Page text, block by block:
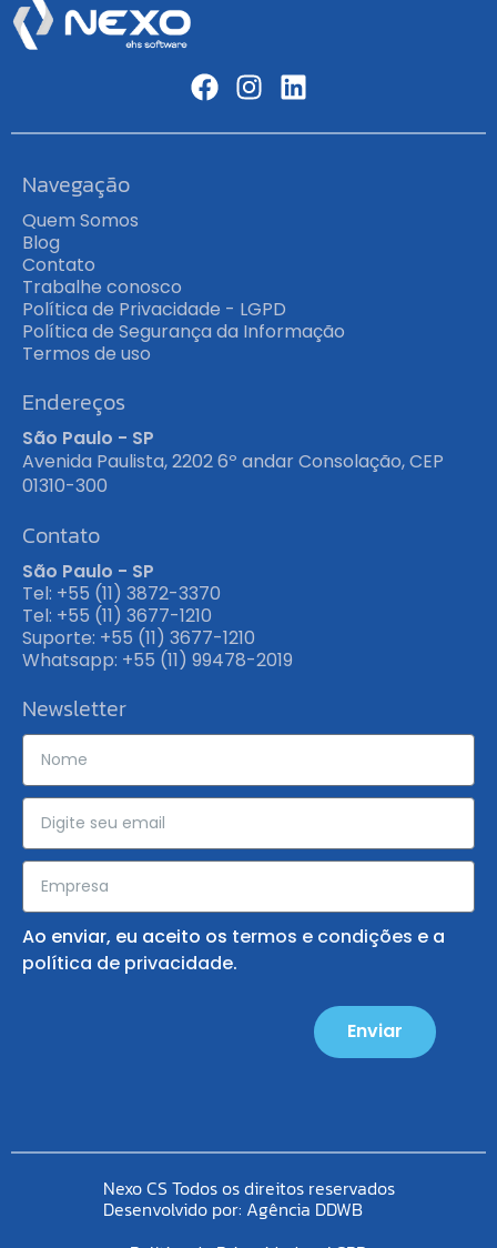
Navegação
Quem Somos
Blog
Contato
Trabalhe conosco
Política de Privacidade - LGPD
Política de Segurança da Informação
Termos de uso
Endereços
São Paulo - SP
Avenida Paulista, 2202 6º andar Consolação, CEP
01310-300
Contato
São Paulo - SP
Tel: +55 (11) 3872-3370
Tel: +55 (11) 3677-1210
Suporte: +55 (11) 3677-1210
Whatsapp: +55 (11) 99478-2019
Newsletter
Ao enviar, eu aceito os termos e condições e a
política de privacidade.
Enviar
Nexo CS Todos os direitos reservados
Desenvolvido por: Agência DDWB